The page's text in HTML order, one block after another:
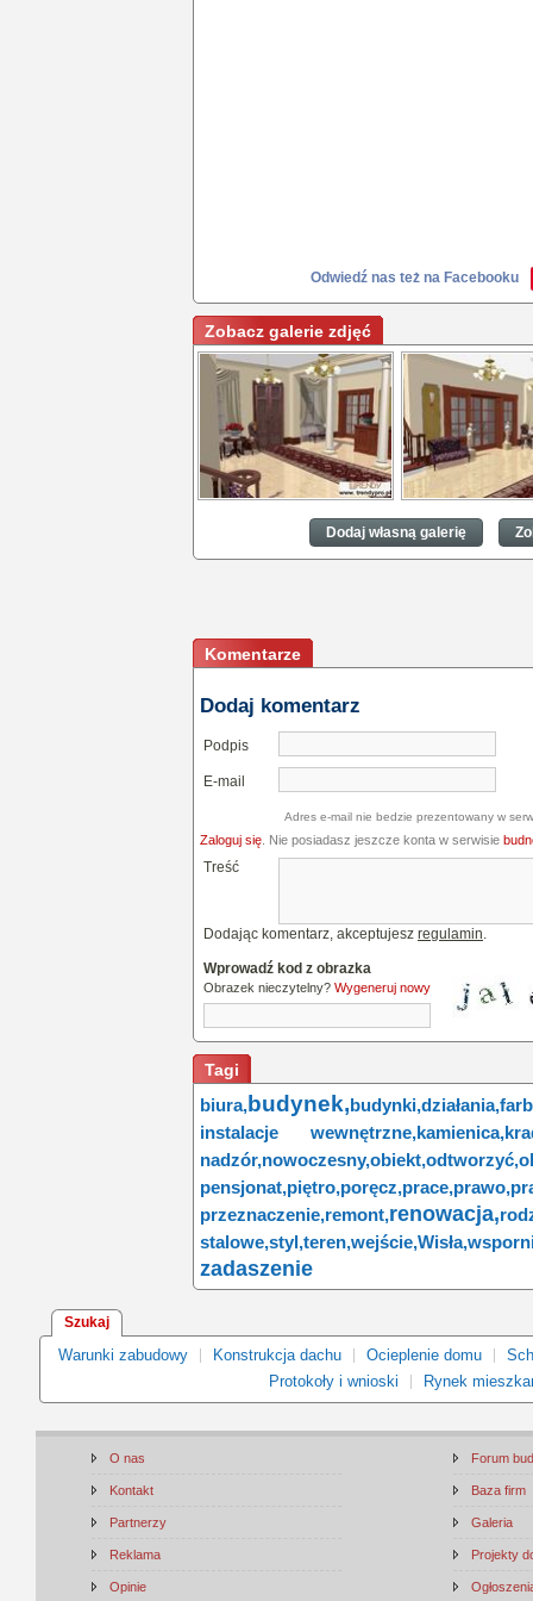
Odwiedź nas też na Facebooku
Zobacz galerie zdjęć
Dodaj własną galerię
Komentarze
Dodaj komentarz
Podpis
E-mail
Adres e-mail nie bedzie prezentowany w
Zaloguj się . Nie posiadasz jeszcze konta w serwisie
Treść
Dodając komentarz, akceptujesz regulamin.
Wprowadź kod z obrazka
Obrazek nieczytelny? Wygeneruj nowy
Tagi
biura,budynek,budynki,działania,
instalacje wewnętrzne,kamienica,
nadzór,nowoczesny,obiekt,odtworzyć,
pensjonat,piętro,poręcz,prace,prawo,
przeznaczenie,remont,renowacja,
stalowe,styl,teren,wejście,Wisła,
zadaszenie
Szukaj
Warunki zabudowy Konstrukcja dachu Ocieplenie domu
Protokoły i wnioski
Rynek
O nas
Kontakt
Partnerzy
Reklama
Opinie
Forum
Baza firm
Galeria
Projekty